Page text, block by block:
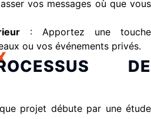
vos messages où que vous
: Apportez une touche
ou vos événements privés.
DE
projet débute par une étude